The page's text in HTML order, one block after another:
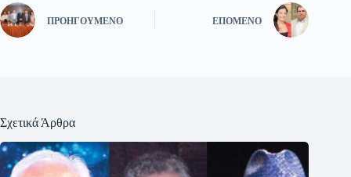
ΠΡΟΗΓΟΎΜΕΝΟ ΕΠΌΜΕΝΟ
Σχετικά Άρθρα